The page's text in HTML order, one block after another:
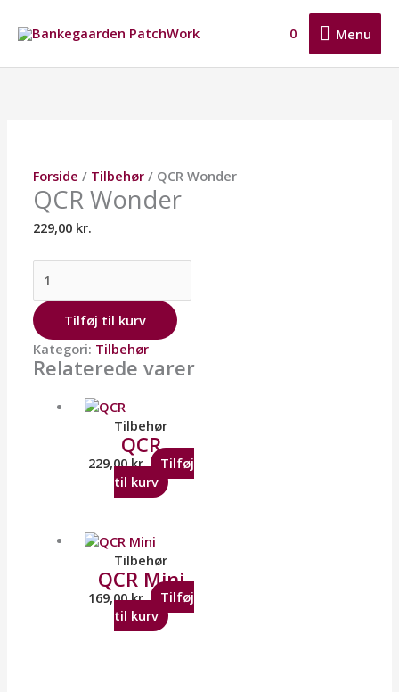
indholdet
Menu
Menu
0
Forside / Tilbehør / QCR Wonder
QCR Wonder
229,00 kr.
Tilføj til kurv
Kategori: Tilbehør
Relaterede varer
Tilbehør
QCR
229,00kr.
Tilføj
til kurv
Tilbehør
QCR Mini
169,00kr.
Tilføj
til kurv